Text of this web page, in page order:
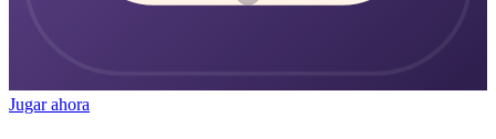
Jugar ahora